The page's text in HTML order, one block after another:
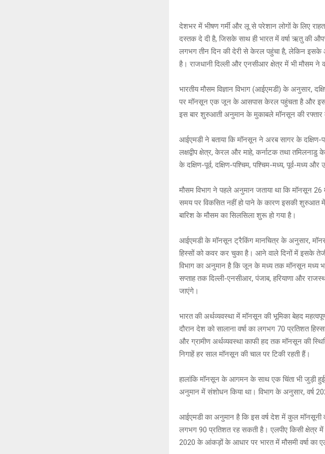
A
p
p
o
o
k
g
e
n
k
देशभर में भीषण गर्मी और लू से परेशान लोगों के लिए
दस्तक दे दी है, जिसके साथ ही भारत में वर्षा ऋतु की
लगभग तीन दिन की देरी से केरल पहुंचा है, लेकिन इसके
है। राजधानी दिल्ली और एनसीआर क्षेत्र में भी मौसम
भारतीय मौसम विज्ञान विभाग (आईएमडी) के अनुसार,
पर मॉनसून एक जून के आसपास केरल पहुंचता है और
इस बार शुरुआती अनुमान के मुकाबले मॉनसून की
आईएमडी ने बताया कि मॉनसून ने अरब सागर के दक्षिण-
लक्षद्वीप क्षेत्र, केरल और माहे, कर्नाटक तथा
के दक्षिण-पूर्व, दक्षिण-पश्चिम, पश्चिम-मध्य, पूर्व-मध्य और
मौसम विभाग ने पहले अनुमान जताया था कि मॉनसून
समय पर विकसित नहीं हो पाने के कारण इसकी
बारिश के मौसम का सिलसिला शुरू हो गया है।
आईएमडी के मॉनसून ट्रैकिंग मानचित्र के अनुसार,
हिस्सों को कवर कर चुका है। आने वाले दिनों में इसके
विभाग का अनुमान है कि जून के मध्य तक मॉनसून मध्य
सप्ताह तक दिल्ली-एनसीआर, पंजाब, हरियाणा और
जाएंगे।
भारत की अर्थव्यवस्था में मॉनसून की भूमिका बेहद
दौरान देश को सालाना वर्षा का लगभग 70 प्रतिशत
और ग्रामीण अर्थव्यवस्था काफी हद तक मॉनसून की
निगाहें हर साल मॉनसून की चाल पर टिकी रहती हैं।
हालांकि मॉनसून के आगमन के साथ एक चिंता भी जुड़ी हुई
अनुमान में संशोधन किया था। विभाग के अनुसार, वर्ष
आईएमडी का अनुमान है कि इस वर्ष देश में कुल मॉनसूनी
लगभग 90 प्रतिशत रह सकती है। एलपीए किसी क्षेत्र में
2020 के आंकड़ों के आधार पर भारत में मौसमी वर्षा का